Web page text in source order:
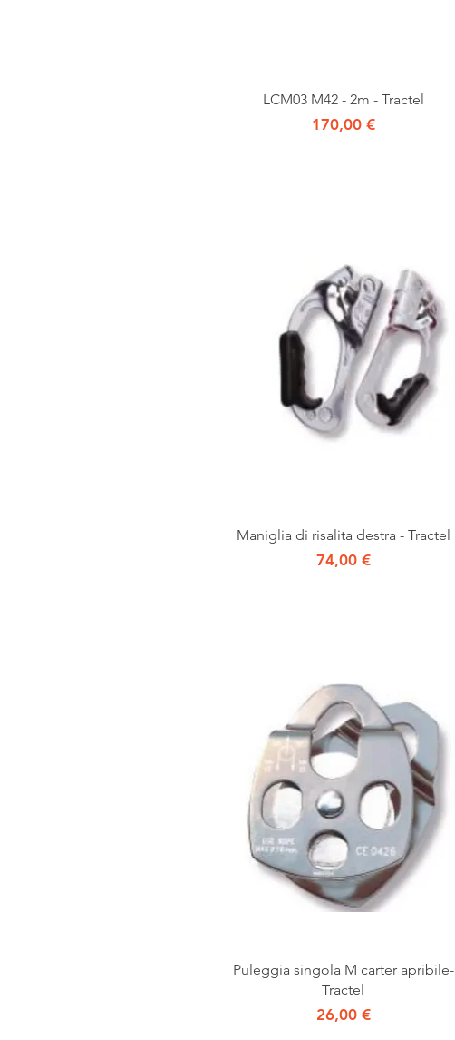
Vista rapida
LCM03 M42 - 2m - Tractel
Prezzo
170,00 €
Vista rapida
Maniglia di risalita destra - Tractel
Prezzo
74,00 €
Vista rapida
Puleggia singola M carter apribile-
Tractel
Prezzo
26,00 €